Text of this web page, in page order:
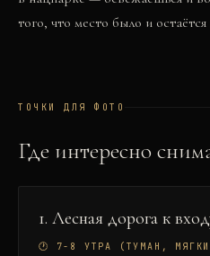
того, что место было и
ТОЧКИ ДЛЯ ФОТО
Где интересно
1. Лесная дорога к
🕐 7-8 УТРА (ТУМАН,